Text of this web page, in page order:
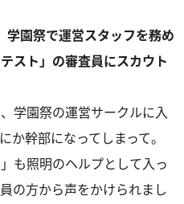
園祭で運営スタッフを務め
スト」の審査員にスカウト
学園祭の運営サークルに入
か幹部になってしまって。
も照明のヘルプとして入っ
の方から声をかけられまし